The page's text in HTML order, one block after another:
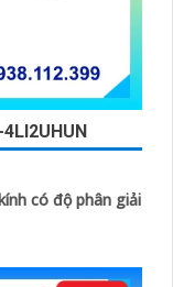
có độ phân giải